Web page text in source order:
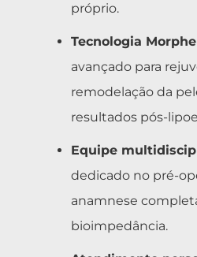
próprio.
Tecnologia
avançado para
remodelação da
resultados pós-
Equipe
dedicado no pré-
anamnese
bioimpedância.